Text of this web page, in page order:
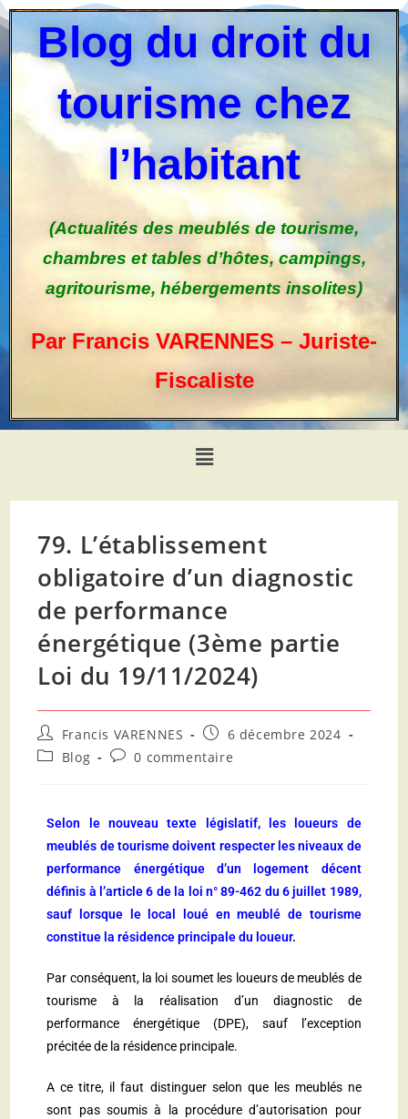
Blog du droit du
tourisme chez
l’habitant
(Actualités des meublés de tourisme,
chambres et tables d’hôtes, campings,
agritourisme, hébergements insolites)
Par Francis VARENNES – Juriste-
Fiscaliste
79. L’établissement
obligatoire d’un diagnostic
de performance
énergétique (3ème partie
Loi du 19/11/2024)
Francis VARENNES
6 décembre 2024
Blog
0 commentaire
Selon le nouveau texte législatif, les loueurs de
meublés de tourisme doivent respecter les niveaux de
performance énergétique d’un logement décent
définis à l’article 6 de la loi n° 89-462 du 6 juillet 1989,
sauf lorsque le local loué en meublé de tourisme
constitue la résidence principale du loueur.
Par conséquent, la loi soumet les loueurs de meublés de
tourisme à la réalisation d’un diagnostic de
performance énergétique (DPE), sauf l’exception
précitée de la résidence principale.
A ce titre, il faut distinguer selon que les meublés ne
sont pas soumis à la procédure d’autorisation pour